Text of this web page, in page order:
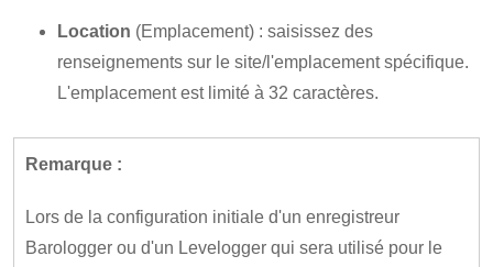
Location (Emplacement) : saisissez des
renseignements sur le site/l'emplacement spécifique.
L'emplacement est limité à 32 caractères.
Remarque :
Lors de la configuration initiale d'un enregistreur
Barologger ou d'un Levelogger qui sera utilisé pour le